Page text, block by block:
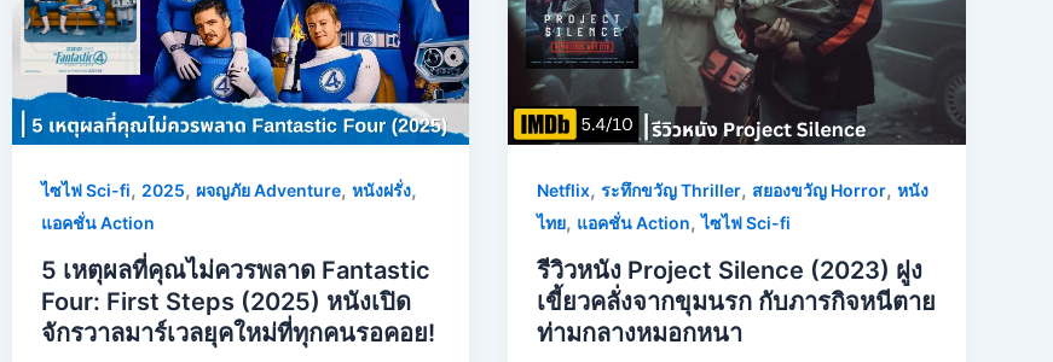
ไซไฟ Sci-fi, 2025, ผจญภัย Adventure, หนังฝรั่ง,
แอคชั่น Action
5 เหตุผลที่คุณไม่ควรพลาด Fantastic
Four: First Steps (2025) หนังเปิด
จักรวาลมาร์เวลยุคใหม่ที่ทุกคนรอคอย!
Netflix,ระทึกขวัญ Thriller, สยองขวัญ Horror,หนัง
ไทย, แอคชั่น Action,ไซไฟ Sci-fi
รีวิวหนัง Project Silence (2023) ฝูง
เขี้ยวคลั่งจากขุมนรก กับภารกิจหนีตาย
ท่ามกลางหมอกหนา